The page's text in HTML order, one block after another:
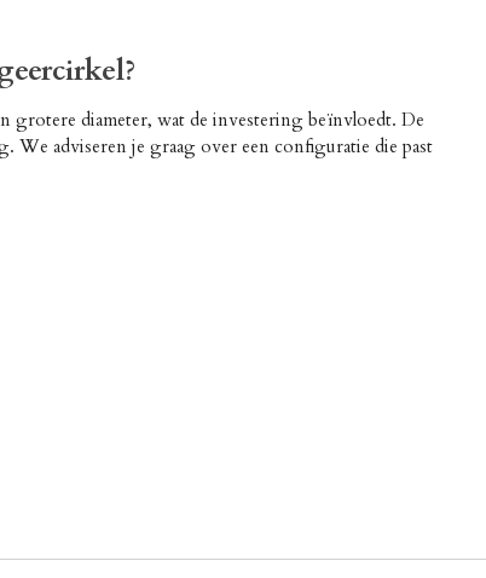
grotere diameter, wat de investering beïnvloedt. De
adviseren je graag over een configuratie die past